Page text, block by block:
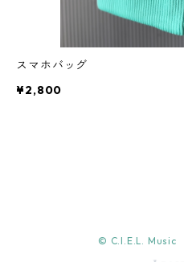
スマホバッグ
¥2,800
© C.I.E.L. Music